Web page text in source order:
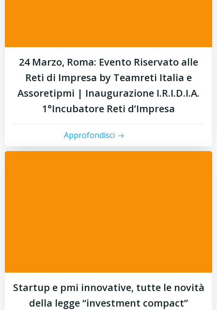
24 Marzo, Roma: Evento Riservato alle
Reti di Impresa by Teamreti Italia e
Assoretipmi | Inaugurazione I.R.I.D.I.A.
1°Incubatore Reti d’Impresa
Approfondisci
Startup e pmi innovative, tutte le novità
della legge “investment compact”